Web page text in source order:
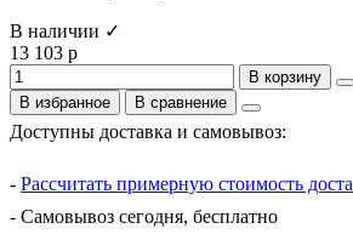
В наличии ✓
13 103 р
В корзину
В избранное
В сравнение
Доступны доставка и самовывоз:
- Рассчитать примерную стоимость
- Самовывоз сегодня, бесплатно